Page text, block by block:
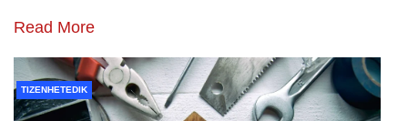
Read More
TIZENHETEDIK